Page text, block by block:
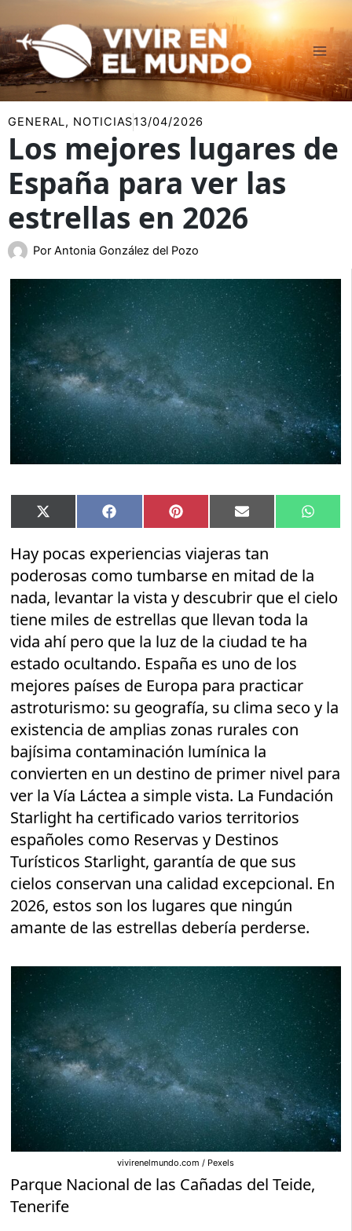
al
contenido
GENERAL, NOTICIAS13/04/2026
Los mejores lugares de
España para ver las
estrellas en 2026
Por Antonia González del Pozo
Compartir
en
X
(Twitter)
Compartir
en
Facebook Compartir
en
Pinterest Compartir
en
Email
en
Hay pocas experiencias viajeras tan
poderosas como tumbarse en mitad de la
nada, levantar la vista y descubrir que el cielo
tiene miles de estrellas que llevan toda la
vida ahí pero que la luz de la ciudad te ha
estado ocultando. España es uno de los
mejores países de Europa para practicar
astroturismo: su geografía, su clima seco y la
existencia de amplias zonas rurales con
bajísima contaminación lumínica la
convierten en un destino de primer nivel para
ver la Vía Láctea a simple vista. La Fundación
Starlight ha certificado varios territorios
españoles como Reservas y Destinos
Turísticos Starlight, garantía de que sus
cielos conservan una calidad excepcional. En
2026, estos son los lugares que ningún
amante de las estrellas debería perderse.
vivirenelmundo.com / Pexels
Parque Nacional de las Cañadas del Teide,
Tenerife